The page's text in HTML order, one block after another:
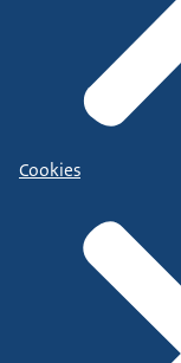
Cookies